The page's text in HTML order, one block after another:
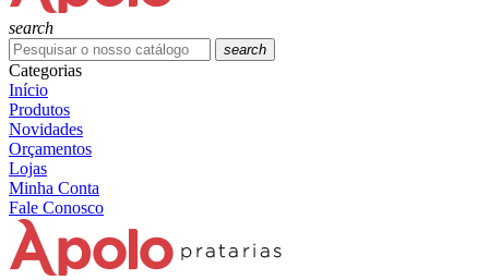
search
search
Categorias
Início
Produtos
Novidades
Orçamentos
Lojas
Minha Conta
Fale Conosco